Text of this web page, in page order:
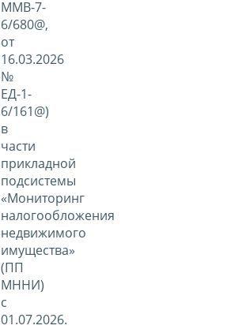
ММВ-7-
6/680@,
от
16.03.2026
№
ЕД-1-
6/161@)
в
части
прикладной
подсистемы
«Мониторинг
налогообложения
недвижимого
имущества»
(ПП
МННИ)
с
01.07.2026.